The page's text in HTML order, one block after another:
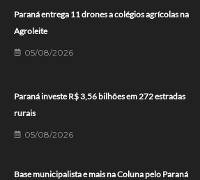
Paraná entrega 11 drones a colégios agrícolas na
Agroleite
05/08/2026
Paraná investe R$ 3,56 bilhões em 272 estradas
rurais
05/08/2026
Base municipalista e mais na Coluna pelo Paraná